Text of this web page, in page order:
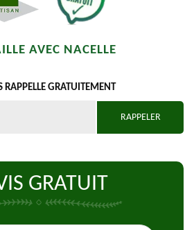
AVEC NACELLE
RAPPELLE GRATUITEMENT
GRATUIT